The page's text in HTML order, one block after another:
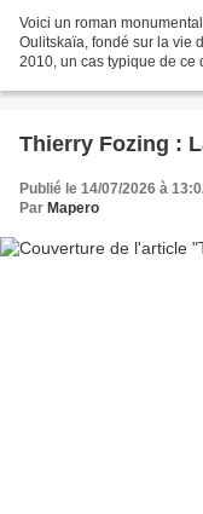
Voici un roman
Oulitskaïa, fondé sur la vie
2010, un cas typique de ce
Thierry Fozing :
Publié le 14/07/2026 à
Par Mapero